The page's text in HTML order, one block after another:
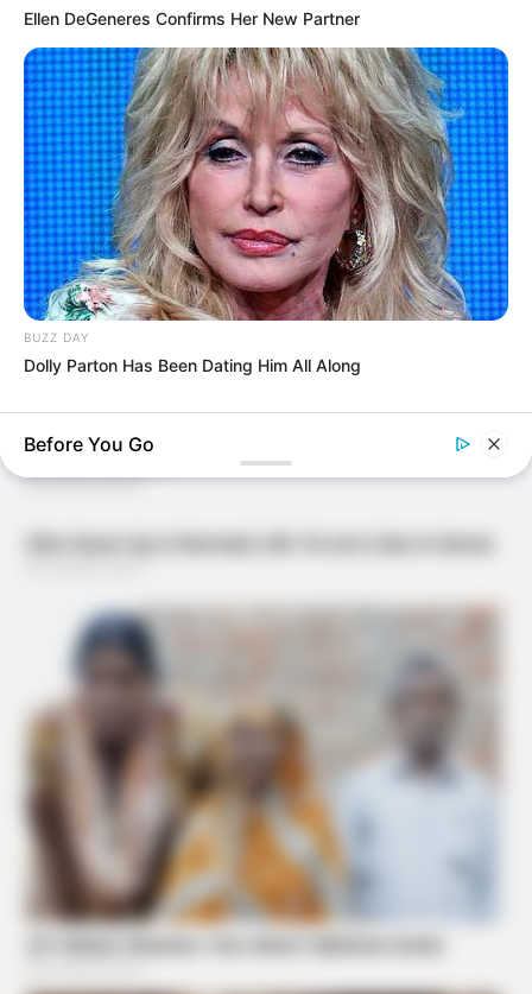
Ellen DeGeneres Confirms Her New Partner
BUZZ DAY
Dolly Parton Has Been Dating Him All Along
These 6 Movies Were So Bad That They Became Instant
Classics
10 World Cup 2026 Facts Every Football Fan Should Know